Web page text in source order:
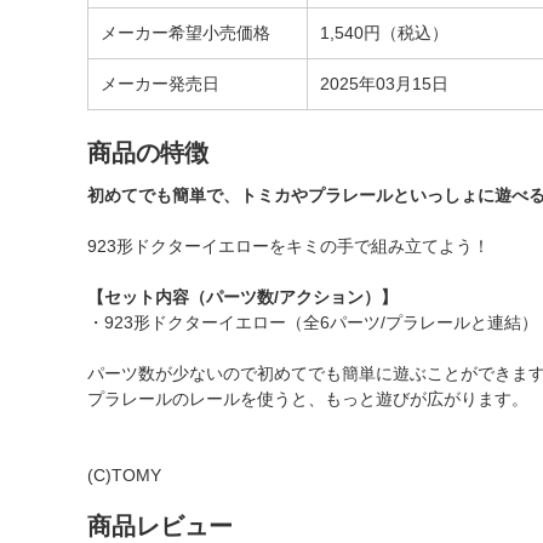
メーカー希望小売価格 1,540円（税込）
メーカー発売日 2025年03月15日
商品の特徴
初めてでも簡単で、トミカやプラレールといっしょに遊べ
923形ドクターイエローをキミの手で組み立てよう！
【セット内容（パーツ数/アクション）】
・923形ドクターイエロー（全6パーツ/プラレールと連結）
パーツ数が少ないので初めてでも簡単に遊ぶことができます
プラレールのレールを使うと、もっと遊びが広がります。
(C)TOMY
商品レビュー